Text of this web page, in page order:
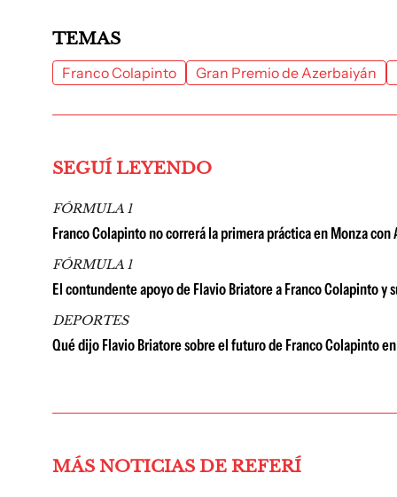
TEMAS
Franco Colapinto Gran Premio de Azerbaiyán
SEGUÍ LEYENDO
FÓRMULA 1
Franco Colapinto no correrá la primera práctica en Monza
FÓRMULA 1
El contundente apoyo de Flavio Briatore a Franco Colapinto
DEPORTES
Qué dijo Flavio Briatore sobre el futuro de Franco Colapinto
MÁS NOTICIAS DE REFERÍ